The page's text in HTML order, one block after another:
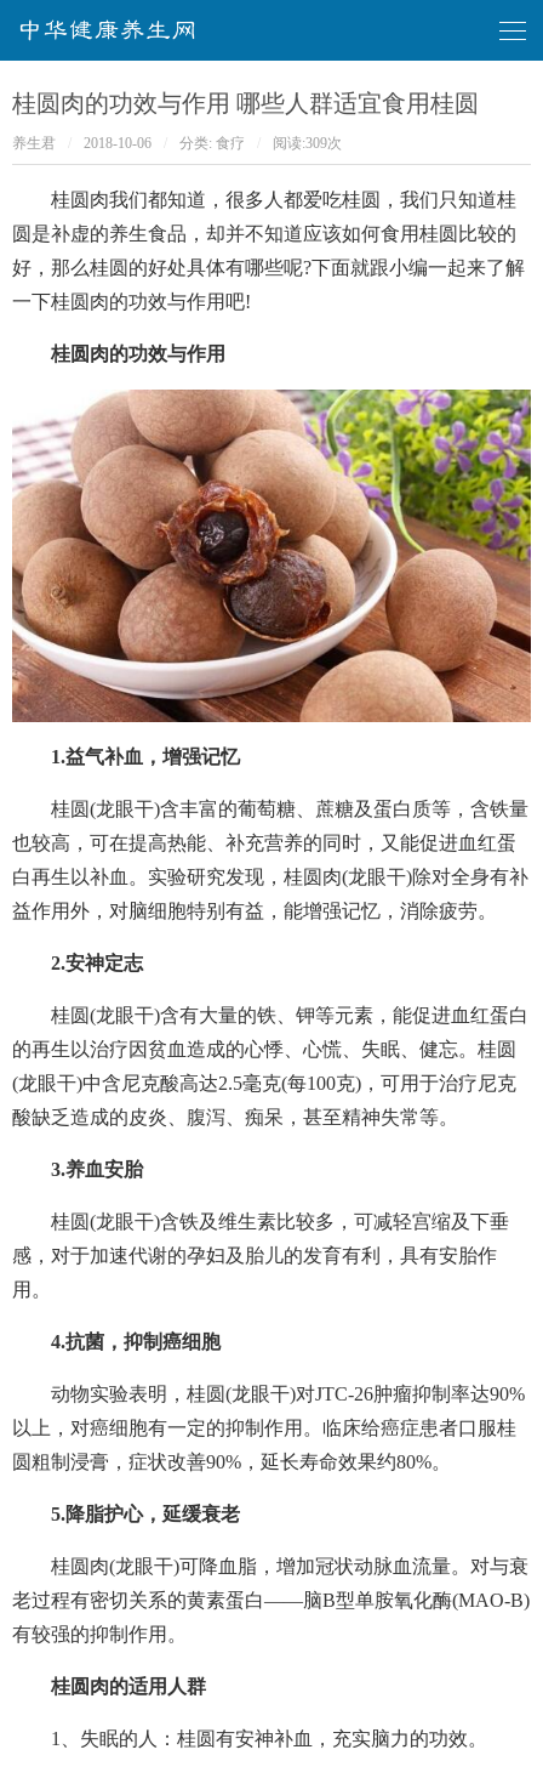
华健康养生网
桂圆肉的功效与作用 哪些人群适宜食用桂圆
养生君 2018-10-06 分类: 食疗 阅读:309次
桂圆肉我们都知道，很多人都爱吃桂圆，我们只知道桂
圆是补虚的养生食品，却并不知道应该如何食用桂圆比较的
好，那么桂圆的好处具体有哪些呢?下面就跟小编一起来了解
一下桂圆肉的功效与作用吧!
桂圆肉的功效与作用
1.益气补血，增强记忆
桂圆(龙眼干)含丰富的葡萄糖、蔗糖及蛋白质等，含铁量
也较高，可在提高热能、补充营养的同时，又能促进血红蛋
白再生以补血。实验研究发现，桂圆肉(龙眼干)除对全身有补
益作用外，对脑细胞特别有益，能增强记忆，消除疲劳。
2.安神定志
桂圆(龙眼干)含有大量的铁、钾等元素，能促进血红蛋白
的再生以治疗因贫血造成的心悸、心慌、失眠、健忘。桂圆
(龙眼干)中含尼克酸高达2.5毫克(每100克)，可用于治疗尼克
酸缺乏造成的皮炎、腹泻、痴呆，甚至精神失常等。
3.养血安胎
桂圆(龙眼干)含铁及维生素比较多，可减轻宫缩及下垂
感，对于加速代谢的孕妇及胎儿的发育有利，具有安胎作
用。
4.抗菌，抑制癌细胞
动物实验表明，桂圆(龙眼干)对JTC-26肿瘤抑制率达90%
以上，对癌细胞有一定的抑制作用。临床给癌症患者口服桂
圆粗制浸膏，症状改善90%，延长寿命效果约80%。
5.降脂护心，延缓衰老
桂圆肉(龙眼干)可降血脂，增加冠状动脉血流量。对与衰
老过程有密切关系的黄素蛋白——脑B型单胺氧化酶(MAO-B)
有较强的抑制作用。
桂圆肉的适用人群
1、失眠的人：桂圆有安神补血，充实脑力的功效。